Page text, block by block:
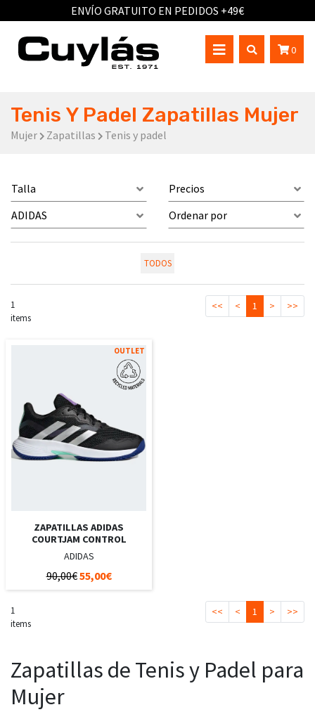
ENVÍO GRATUITO EN PEDIDOS +49€
0
Tenis Y Padel Zapatillas Mujer
Mujer Zapatillas Tenis y padel
Talla
Precios
ADIDAS
Ordenar por
TODOS
1
items
<< < 1 > >>
OUTLET
ZAPATILLAS ADIDAS
COURTJAM CONTROL
ADIDAS
90,00€55,00€
1
items
<< < 1 > >>
Zapatillas de Tenis y Padel para
Mujer